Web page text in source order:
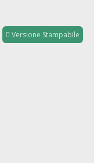
Versione Stampabile